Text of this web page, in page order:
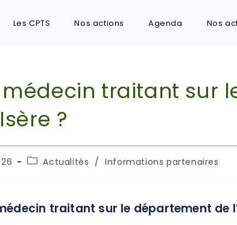
Les CPTS Nos actions Agenda Nos
traitant sur
?
Actualités / Informations partenaires
traitant sur le département de